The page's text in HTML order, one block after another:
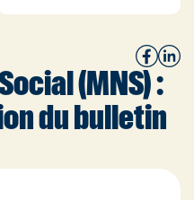
(MNS) :
du bulletin